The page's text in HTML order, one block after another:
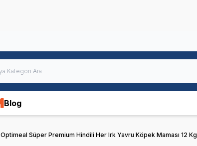
Blog
Optimeal Süper Premium Hindili Her Irk Yavru Köpek Maması 12 Kg